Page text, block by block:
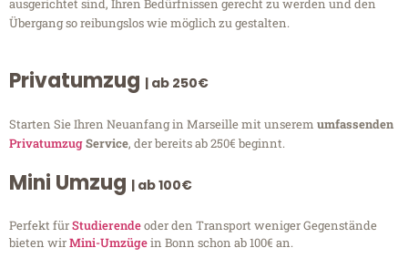
ausgerichtet sind, Ihren Bedürfnissen gerecht zu werden und den
Übergang so reibungslos wie möglich zu gestalten.
Privatumzug | ab 250€
Starten Sie Ihren Neuanfang in Marseille mit unserem umfassenden
PrivatumzugService, der bereits ab 250€ beginnt.
Mini Umzug | ab 100€
Perfekt fürStudierendeoder den Transport weniger Gegenstände
bieten wirMini-Umzügein Bonn schon ab 100€ an.